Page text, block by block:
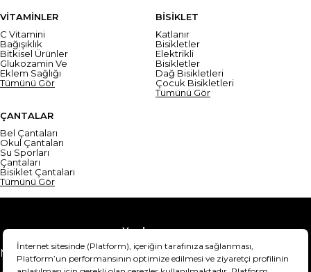
VİTAMİNLER
C Vitamini
Bağışıklık
Bitkisel Ürünler
Glukozamin Ve
Eklem Sağlığı
Tümünü Gör
BİSİKLET
Katlanır
Bisikletler
Elektrikli
Bisikletler
Dağ Bisikletleri
Çocuk Bisikletleri
Tümünü Gör
ÇANTALAR
Bel Çantaları
Okul Çantaları
Su Sporları
Çantaları
Bisiklet Çantaları
Tümünü Gör
Yardım
Mesafeli Satış Sözleşmesi
Teslimat Bilgisi